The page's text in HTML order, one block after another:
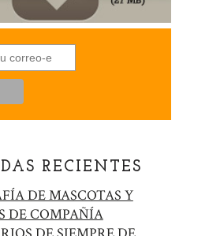
RECIENTES
DE MASCOTAS Y
DE COMPAÑÍA